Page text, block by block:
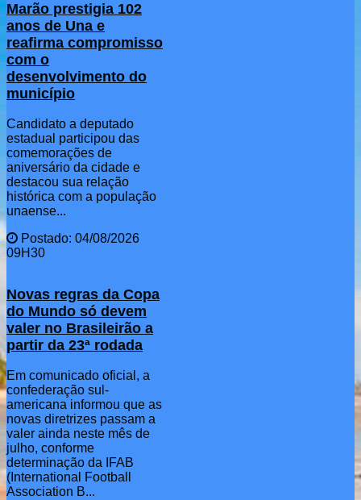
Marão prestigia 102
anos de Una e
reafirma compromisso
com o
desenvolvimento do
município
Candidato a deputado
estadual participou das
comemorações de
aniversário da cidade e
destacou sua relação
histórica com a população
unaense...
Postado: 04/08/2026
09H30
Novas regras da Copa
do Mundo só devem
valer no Brasileirão a
partir da 23ª rodada
Em comunicado oficial, a
confederação sul-
americana informou que as
novas diretrizes passam a
valer ainda neste mês de
julho, conforme
determinação da IFAB
(International Football
Association B...